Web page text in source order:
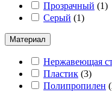
Прозрачный (1)
Серый (1)
Материал
Нержавеющая
Пластик (3)
Полипропилен (